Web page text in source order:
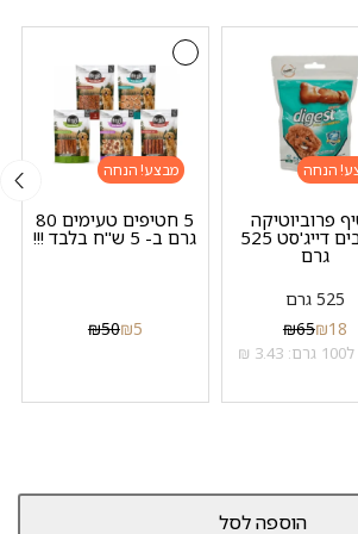
פרוביוטיקה
לכלבים דייג'סט 525
גרם
525 גרם
₪65₪18
₪
מבצע!
5 חטיפים טעימים 80
גרם ב- 5 ש"ח בלבד !!!
₪50₪5
הוספה לסל